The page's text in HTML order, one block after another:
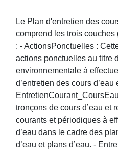
Le Plan d'entretien des
comprend les trois
: - ActionsPonctuelles :
actions ponctuelles au titre
environnementale à
d’entretien des cours d’eau
tronçons de cours d’eau et
courants et périodiques à
d’eau dans le cadre des
d’eau et plans d’eau. -